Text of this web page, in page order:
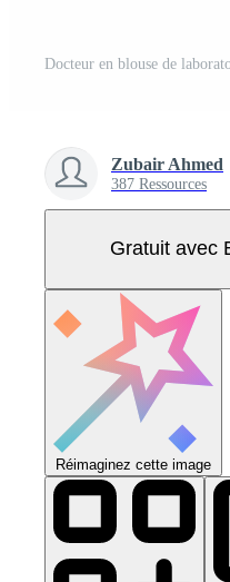
Zubair Ahmed
387 Ressources
Gratuit avec
Réimaginez cette image